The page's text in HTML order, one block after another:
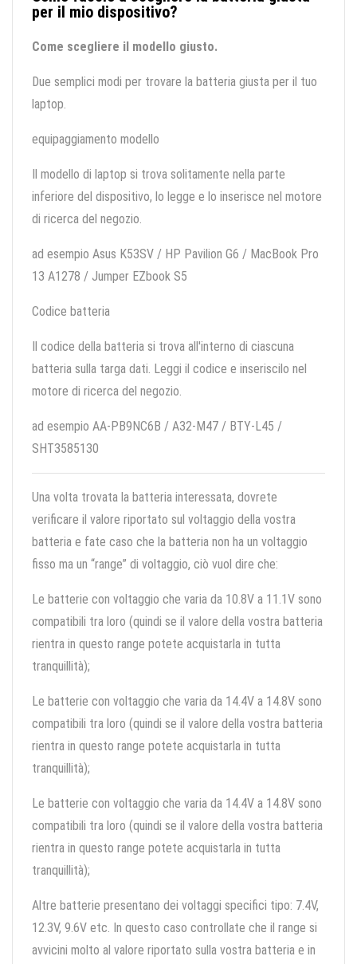
per il mio dispositivo?
Come scegliere il modello giusto.
Due semplici modi per trovare la batteria giusta per il tuo
laptop.
equipaggiamento modello
Il modello di laptop si trova solitamente nella parte
inferiore del dispositivo, lo legge e lo inserisce nel motore
di ricerca del negozio.
ad esempio Asus K53SV / HP Pavilion G6 / MacBook Pro
13 A1278 / Jumper EZbook S5
Codice batteria
Il codice della batteria si trova all'interno di ciascuna
batteria sulla targa dati. Leggi il codice e inseriscilo nel
motore di ricerca del negozio.
ad esempio AA-PB9NC6B / A32-M47 / BTY-L45 /
SHT3585130
Una volta trovata la batteria interessata, dovrete
verificare il valore riportato sul voltaggio della vostra
batteria e fate caso che la batteria non ha un voltaggio
fisso ma un “range” di voltaggio, ciò vuol dire che:
Le batterie con voltaggio che varia da 10.8V a 11.1V sono
compatibili tra loro (quindi se il valore della vostra batteria
rientra in questo range potete acquistarla in tutta
tranquillità);
Le batterie con voltaggio che varia da 14.4V a 14.8V sono
compatibili tra loro (quindi se il valore della vostra batteria
rientra in questo range potete acquistarla in tutta
tranquillità);
Le batterie con voltaggio che varia da 14.4V a 14.8V sono
compatibili tra loro (quindi se il valore della vostra batteria
rientra in questo range potete acquistarla in tutta
tranquillità);
Altre batterie presentano dei voltaggi specifici tipo: 7.4V,
12.3V, 9.6V etc. In questo caso controllate che il range si
avvicini molto al valore riportato sulla vostra batteria e in